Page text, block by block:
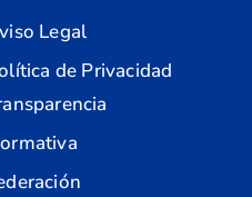
Legal
de Privacidad